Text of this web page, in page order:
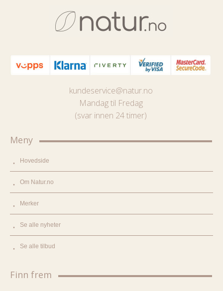
kundeservice@natur.no
Mandag til Fredag
(svar innen 24 timer)
Meny
Hovedside
Om Natur.no
Merker
Se alle nyheter
Se alle tilbud
Finn frem